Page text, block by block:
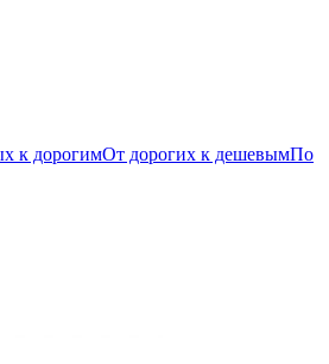
к дорогимОт дорогих к дешевымПо